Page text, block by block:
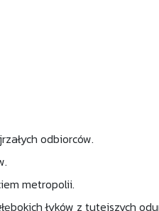
odbiorców.
metropolii.
łyków z tutejszych